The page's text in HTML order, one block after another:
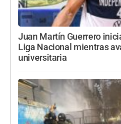
Juan Martín Guerrero
Liga Nacional mientras
universitaria